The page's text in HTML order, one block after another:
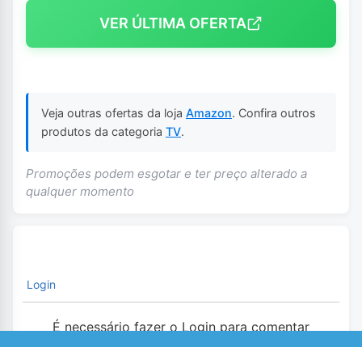
VER ÚLTIMA OFERTA
Veja outras ofertas da loja Amazon. Confira outros
produtos da categoria TV.
Promoções podem esgotar e ter preço alterado a
qualquer momento
Login
É necessário fazer o Login para comentar